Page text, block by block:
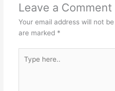
Leave a Comment
Your email address will not
are marked *
here..